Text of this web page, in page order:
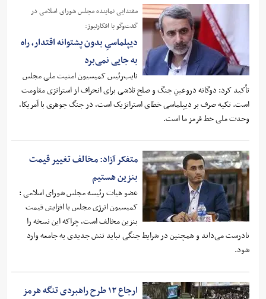
مقتدایی نماینده مجلس شورای اسلامی در
گفت‌وگو با افکارنیوز:
دیپلماسیِ بدون پشتوانه اقتدار، راه
به جایی نمی‌برد
نایب‌رئیس کمیسیون امنیت ملی مجلس
تأکید کرد: دوگانه دروغینِ جنگ و صلح تلاشی برای انحراف از استراتژی مقاومت
است. تکیه صرف بر دیپلماسی خطای استراتژیک است، در جنگ جوهری با آمریکا،
وحدت ملی خط قرمز ما است.
متفکر آزاد: مخالف تغییر قیمت
بنزین هستیم
عضو هیات رئیسه مجلس شورای اسلامی :
کمیسیون انرژی مجلس با افزایش قیمت
بنزین مخالف است، چراکه این نسخه را
نادرست می‌داند و همچنین در شرایط جنگی نباید تنش جدیدی به جامعه وارد
شود.
ارجاع ۱۲ طرح راهبردی تنگه هرمز